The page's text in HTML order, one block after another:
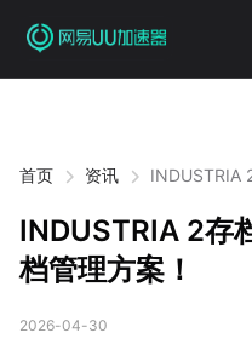
首页 资讯
INDUSTRIA
INDUSTRIA 2存
档管理方案！
2026-04-30